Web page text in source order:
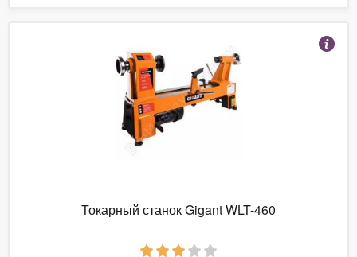
Токарный станок Gigant WLT-460